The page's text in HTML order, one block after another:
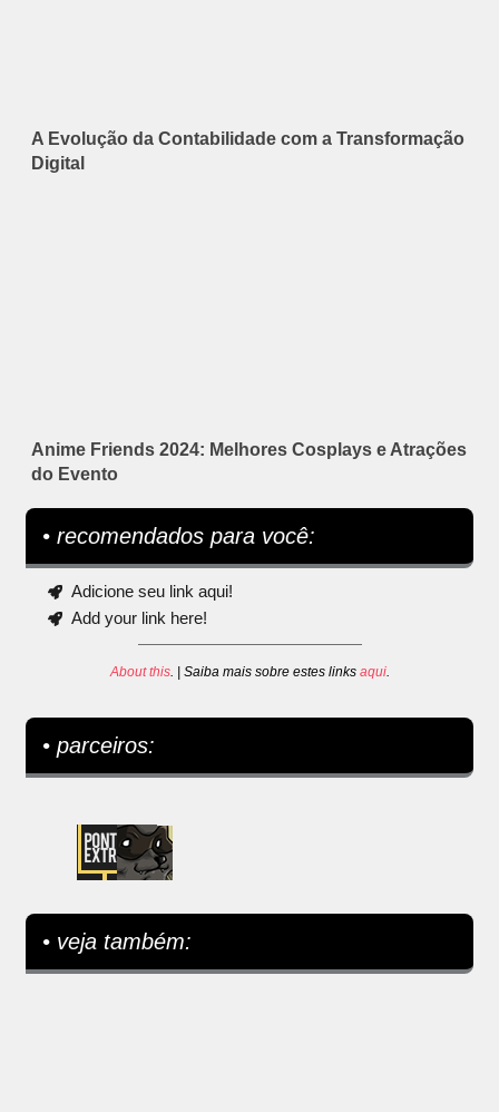
A Evolução da Contabilidade com a Transformação
Digital
Anime Friends 2024: Melhores Cosplays e Atrações
do Evento
• recomendados para você:
Adicione seu link aqui!
Add your link here!
About this. | Saiba mais sobre estes links aqui.
• parceiros:
• veja também: